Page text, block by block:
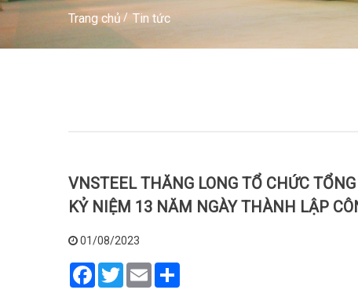
Trang chủ Tin tức
VNSTEEL THĂNG LONG TỔ CHỨC
KỶ NIỆM 13 NĂM NGÀY THÀNH LẬP
01/08/2023
Facebook
TwitterEmail